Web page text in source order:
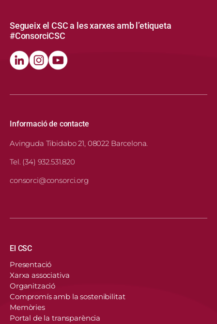
Segueix el CSC a les xarxes amb l’etiqueta
#ConsorciCSC
Informació de contacte
Avinguda Tibidabo 21, 08022 Barcelona.
Tel. (34) 932.531.820
consorci@consorci.org
Navegació principal
El CSC
Presentació
Xarxa associativa
Organització
Compromís amb la sostenibilitat
Memòries
Portal de la transparència